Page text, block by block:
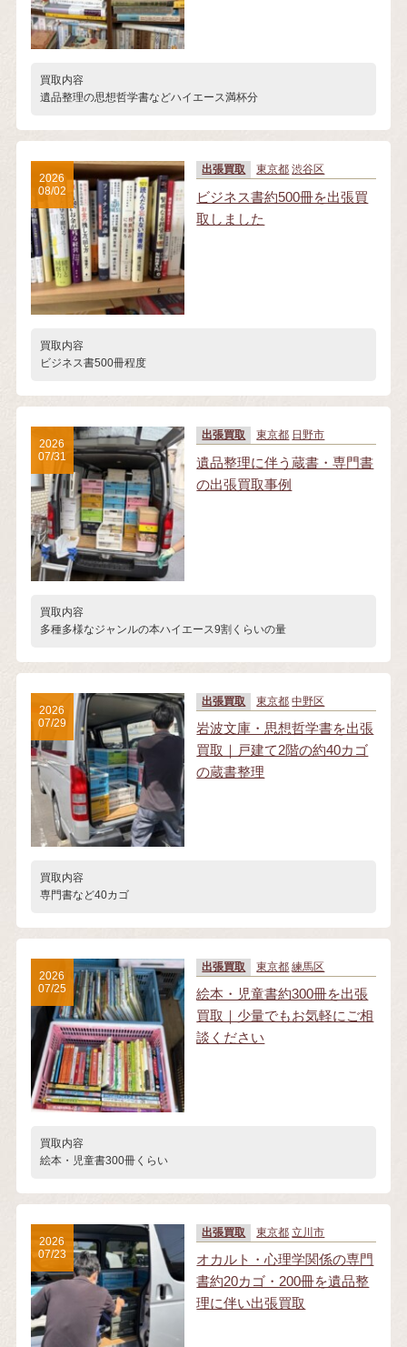
買取内容
遺品整理の思想哲学書などハイエース満杯分
出張買取 東京都 渋谷区
ビジネス書約500冊を出張買
取しました
買取内容
ビジネス書500冊程度
2026
08/02
出張買取 東京都 日野市
遺品整理に伴う蔵書・専門書
の出張買取事例
買取内容
多種多様なジャンルの本ハイエース9割くらいの量
2026
07/31
出張買取 東京都 中野区
岩波文庫・思想哲学書を出張
買取｜戸建て2階の約40カゴ
の蔵書整理
買取内容
専門書など40カゴ
2026
07/29
出張買取 東京都 練馬区
絵本・児童書約300冊を出張
買取｜少量でもお気軽にご相
談ください
買取内容
絵本・児童書300冊くらい
2026
07/25
出張買取 東京都 立川市
オカルト・心理学関係の専門
書約20カゴ・200冊を遺品整
理に伴い出張買取
2026
07/23